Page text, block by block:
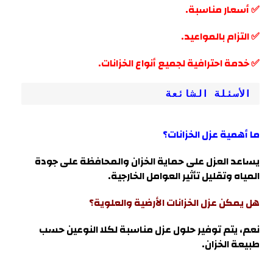
✅ أسعار مناسبة.
✅ التزام بالمواعيد.
✅ خدمة احترافية لجميع أنواع الخزانات.
الأسئلة الشائعة
ما أهمية عزل الخزانات؟
يساعد العزل على حماية الخزان والمحافظة على جودة
المياه وتقليل تأثير العوامل الخارجية.
هل يمكن عزل الخزانات الأرضية والعلوية؟
نعم، يتم توفير حلول عزل مناسبة لكلا النوعين حسب
طبيعة الخزان.